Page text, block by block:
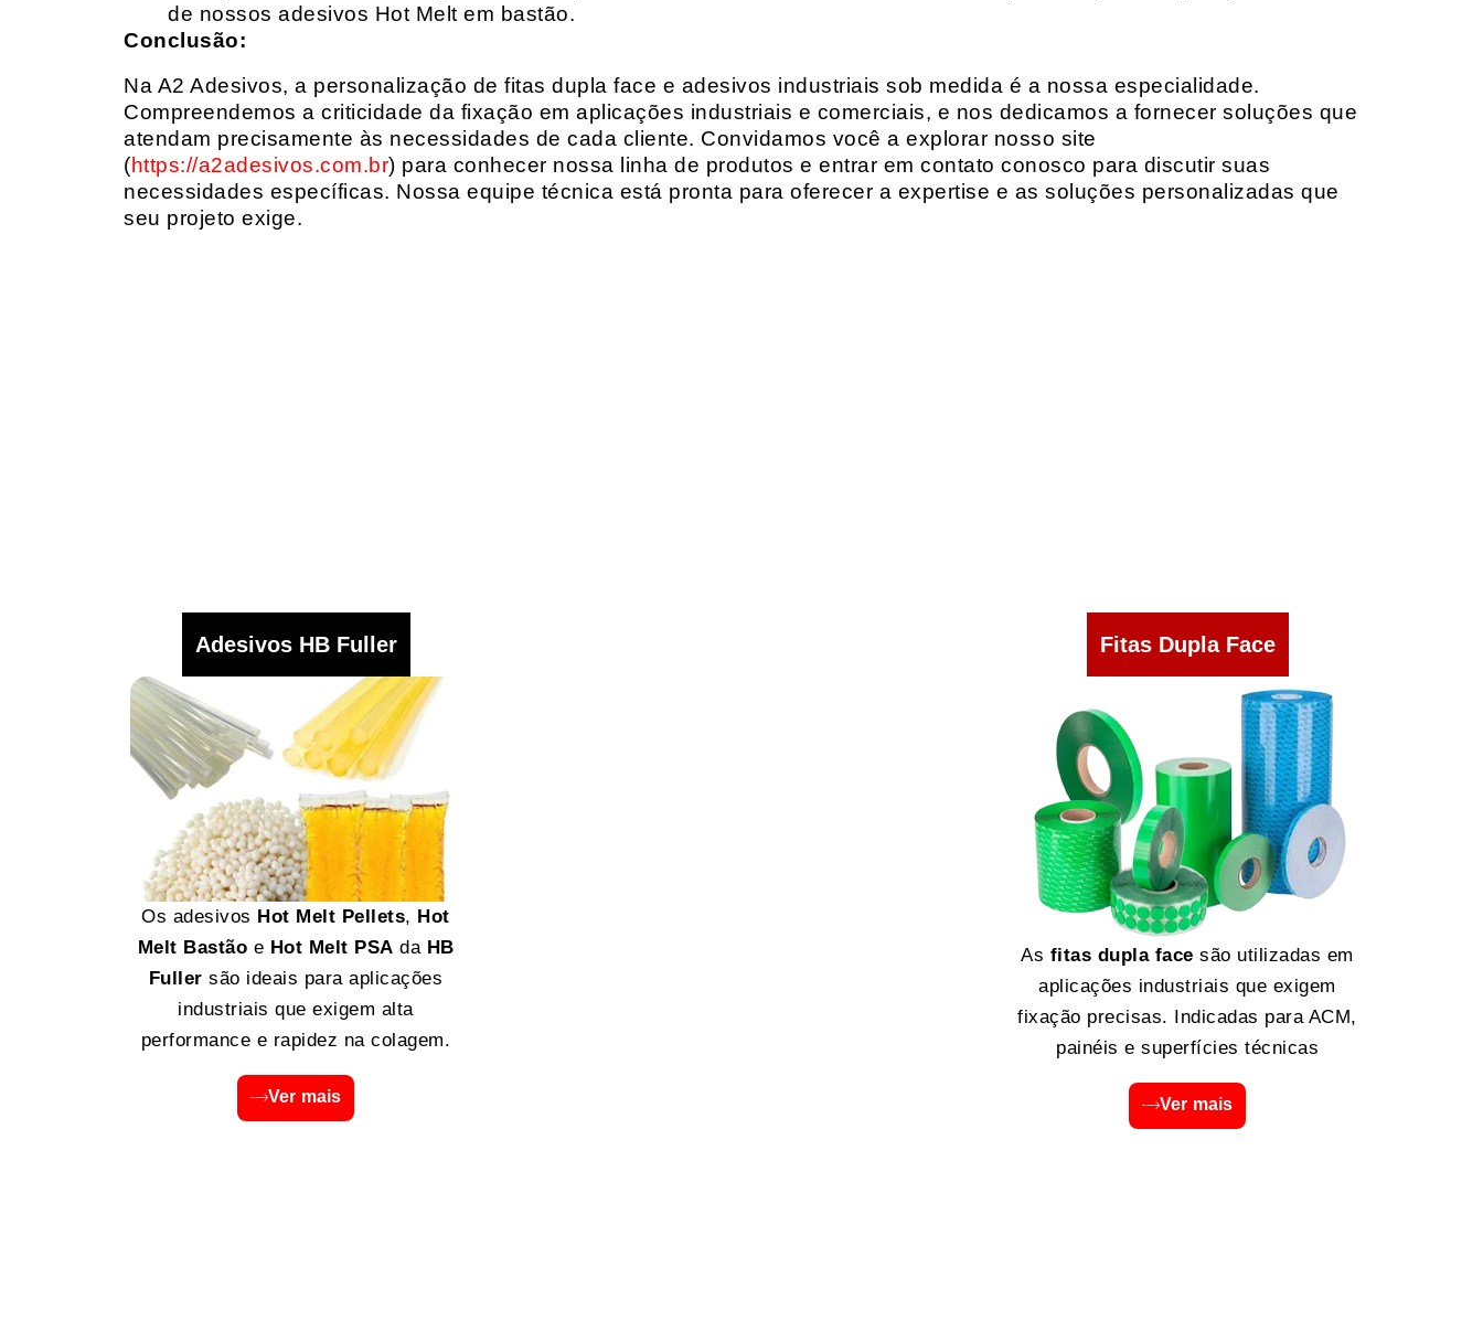
de nossos adesivos Hot Melt em bastão.
Conclusão:
Na A2 Adesivos, a personalização de fitas dupla face e adesivos industriais sob medida é a nossa especialidade.
Compreendemos a criticidade da fixação em aplicações industriais e comerciais, e nos dedicamos a fornecer soluções que
atendam precisamente às necessidades de cada cliente. Convidamos você a explorar nosso site
(https://a2adesivos.com.br) para conhecer nossa linha de produtos e entrar em contato conosco para discutir suas
necessidades específicas. Nossa equipe técnica está pronta para oferecer a expertise e as soluções personalizadas que
seu projeto exige.
Adesivos HB Fuller
Os adesivos Hot Melt Pellets, Hot
Melt Bastão e Hot Melt PSA da HB
Fuller são ideais para aplicações
industriais que exigem alta
performance e rapidez na colagem.
Ver mais
Fitas Dupla Face
As fitas dupla face são utilizadas em
aplicações industriais que exigem
fixação precisas. Indicadas para ACM,
painéis e superfícies técnicas
Ver mais